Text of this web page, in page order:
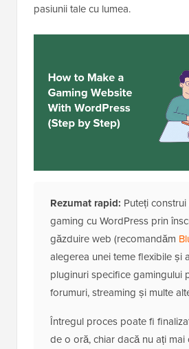
pasiunii tale cu lumea.
Rezumat rapid: Puteți
gaming cu WordPress prin
găzduire web (recomandăm
alegerea unei teme flexibile și
pluginuri specifice gamingului
forumuri, streaming și multe
Întregul proces poate fi
de o oră, chiar dacă nu ați mai